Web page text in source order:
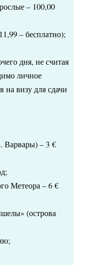
– 100,00
– бесплатно);
дня, не считая
личное
на визу для сдачи
Варвары) – 3 €
Метеора – 6 €
(острова